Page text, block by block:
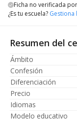
Ficha no verificada
¿Es tu escuela? Gestiona
Resumen del
Ámbito
Confesión
Diferenciación
Precio
Idiomas
Modelo educativo